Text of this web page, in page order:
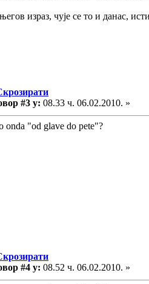
израз, чује се то и данас,
#3 у: 08.33 ч. 06.02.2010. »
onda "od glave do pete"?
#4 у: 08.52 ч. 06.02.2010. »